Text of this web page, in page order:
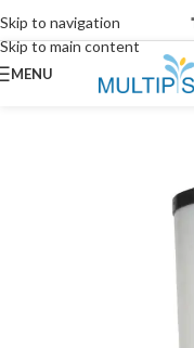
Skip to navigation
Skip to main content
MENU